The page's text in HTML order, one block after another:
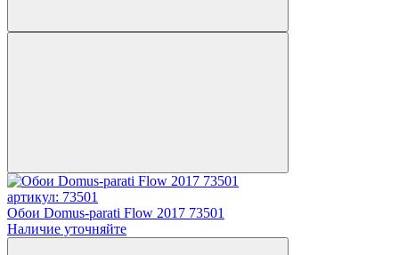
артикул: 73501
Обои Domus-parati Flow 2017 73501
Наличие уточняйте